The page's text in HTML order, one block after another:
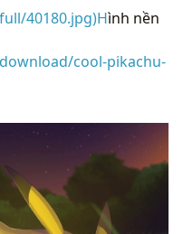
40180.jpg)Hình nền
cool-pikachu-